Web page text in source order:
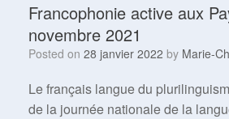
Francophonie active aux
novembre 2021
Posted on 28 janvier 2022 by Marie-
Le français langue du
de la journée nationale de la